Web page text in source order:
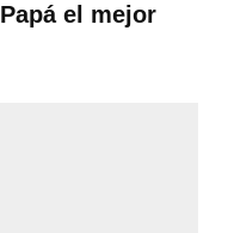
Papá el mejor